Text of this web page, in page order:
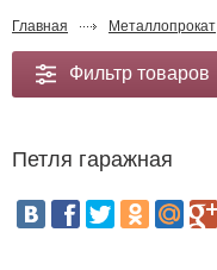
Главная Металлопрокат
Фильтр товаров
Петля гаражная